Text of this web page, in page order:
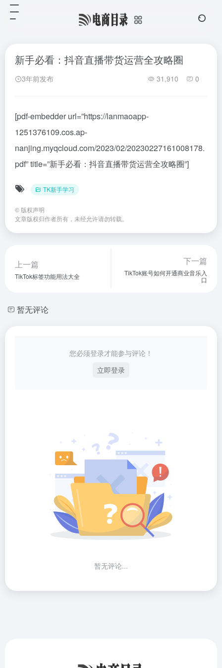
新手必看：抖音直播带货运营全攻略圈
3年前发布 31,910 0
[pdf-embedder url=”https://lanmaoapp-
1251376109.cos.ap-
nanjing.myqcloud.com/2023/02/20230227161008178.
pdf” title=”新手必看：抖音直播带货运营全攻略圈”]
TK新手学习
© 版权声明
文章版权归作者所有，未经允许请勿转载。
上一篇
TikTok标签功能用法大全
下一篇
TikTok账号如何开通商业音乐入
口
暂无评论
您必须登录才能参与评论！
立即登录
暂无评论...